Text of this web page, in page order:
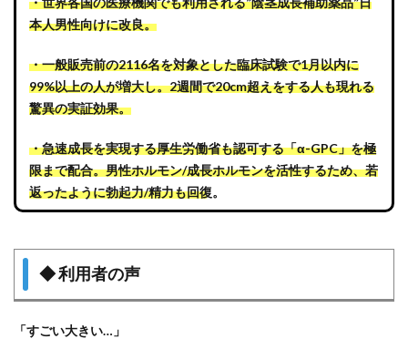
本人男性向けに改良。
・一般販売前の2116名を対象とした臨床試験で1月以内に
99%以上の人が増大し。2週間で20cm超えをする人も現れる
驚異の実証効果。
・急速成長を実現する厚生労働省も認可する「α-GPC」を極
限まで配合。男性ホルモン/成長ホルモンを活性するため、若
返ったように勃起力/精力も回復。
◆利用者の声
「すごい大きい…」